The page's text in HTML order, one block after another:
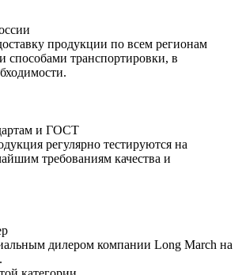
продукции по всем регионам
способами транспортировки, в
и ГОСТ
регулярно тестируются на
требованиям качества и
дилером компании Long March на